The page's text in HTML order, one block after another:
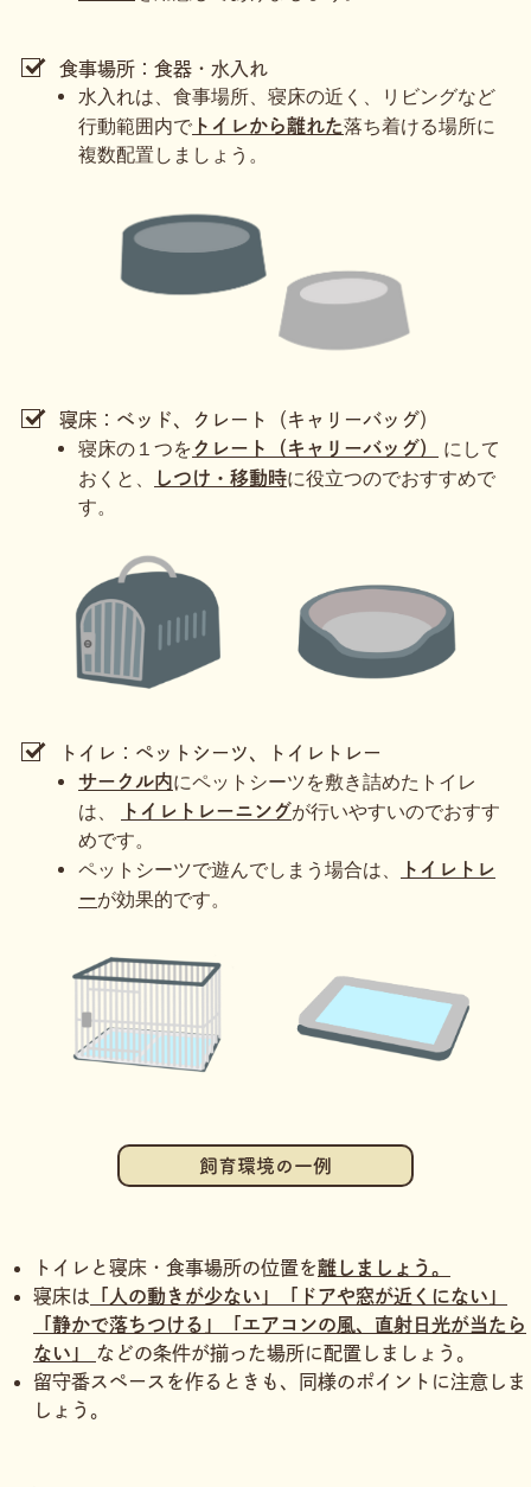
食事場所：食器・水入れ
水入れは、食事場所、寝床の近く、リビングなど
行動範囲内で トイレから離れた落ち着ける場所に
複数配置しましょう。
寝床：ベッド、クレート（キャリーバッグ）
寝床の１つをクレート（キャリーバッグ）
にして
おくと、
しつけ・移動時に役立つのでおすすめで
す。
トイレ：ペットシーツ、トイレトレー
サークル内にペットシーツを敷き詰めたトイレ
は、
トイレトレーニングが行いやすいのでおすす
めです。
ペットシーツで遊んでしまう場合は、
トイレトレ
ーが効果的です。
飼育環境の一例
トイレと寝床・食事場所の位置を離しましょう。
寝床は 「人の動きが少ない」「ドアや窓が近くにない」
「静かで落ちつける」「エアコンの風、直射日光が当たら
ない」 などの条件が揃った場所に配置しましょう。
留守番スペースを作るときも、同様のポイントに注意しま
しょう。